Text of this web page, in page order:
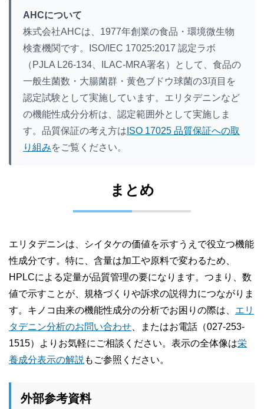
AHCについて
株式会社AHCは、1977年創業の食品・環境微生物
検査機関です。ISO/IEC 17025:2017 認定ラボ
（PJLA L26-134、ILAC-MRA署名）として、食品の
一般生菌数・大腸菌群・黄色ブドウ球菌の3項目を
認定試験として実施しています。エリタデニンなど
の機能性成分分析は、認定範囲外として実施しま
す。品質保証の考え方は ISO 17025 品質保証への取
り組みをご覧ください。
まとめ
エリタデニンは、シイタケの価値を示すうえで役立つ機能
性成分です。特に、含量は加工や原料で変わるため、
HPLCによる定量が品質管理の要になります。つまり、数
値で示すことが、規格づくりや訴求の説得力につながりま
す。キノコ由来の機能性成分の分析でお困りの際は、 エリ
タデニン分析のお問い合わせ 、またはお電話（027-253-
1515）よりお気軽にご相談ください。表示の全体像は栄
養成分表示の解説 もご参照ください。
外部参考資料